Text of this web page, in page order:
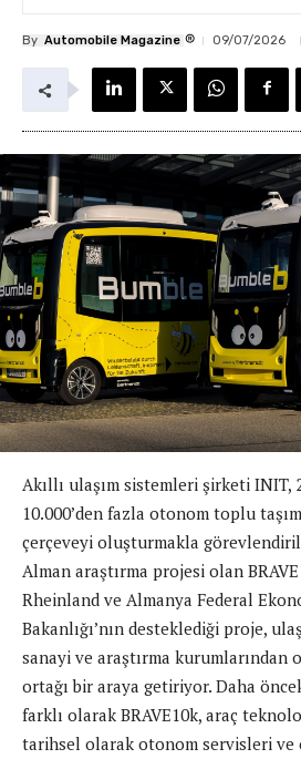
By Automobile Magazine ® 09/07/2026
Akıllı ulaşım sistemleri şirketi INIT,
10.000’den fazla otonom toplu
çerçeveyi oluşturmakla
Alman araştırma projesi olan
Rheinland ve Almanya Federal
Bakanlığı’nın desteklediği proje,
sanayi ve araştırma kurumlarından
ortağı bir araya getiriyor. Daha
farklı olarak BRAVE10k, araç
tarihsel olarak otonom servisleri ve